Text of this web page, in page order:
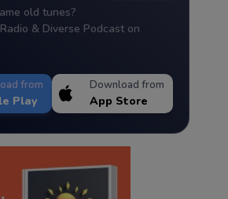
old tunes?
& Diverse Podcast on
from
Play
Download from
App Store